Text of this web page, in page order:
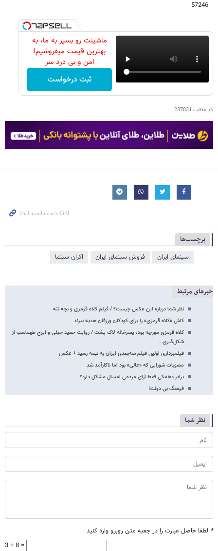
ماشینت رو بسپر به ما، به
بهترین قیمت میفروشیم!
امن و بی درد سر
ثبت درخواست
کد مطلب 237831
برچسب‌ها
سینمای ایران فروش سینمای ایران اکران سینما
خبرهای مرتبط
نظر شما درباره این عکس چیست؟ / فیلم کلاه قرمزی و بچه ننه
کاش «کلاه قرمزی» را برای کودکان ورزقان هدیه ببرند
کلاه قرمزی مورچه بود، پسرخاله لاک پشت / روایت حمید جبلی و ایرج طهماسب از
شکل‌گیری…
فیلمبرداری اولین فیلم سه‌بعدی ایران به نیمه رسید + عکس
مصوبات شورایی که «عالی» بود اما ناکارآمد شد
برادر ده‌نمکی فقط آرای مردمی امسال مشکل دارد؟
فرهنگ بی دولت!
نظر شما
* لطفا حاصل عبارت را در جعبه متن روبرو وارد کنید
3 + 8 =